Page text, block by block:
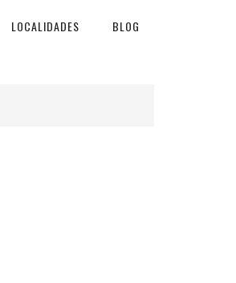
LOCALIDADES BLOG